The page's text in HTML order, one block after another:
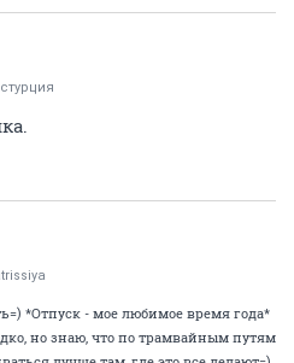
*Отпуск - мое любимое время года*
но знаю, что по трамвайным путям